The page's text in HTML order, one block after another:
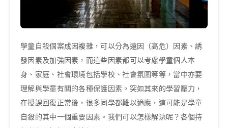
學童自殺個案成因複雜，可以分為遠因（高危）因素、誘
發因素及加強因素，而這些因素都可以考慮學童個人本
身、家庭、社會環境包括學校、社會氛圍等等，當中亦要
理解與學童有關的各種保護因素。突如其來的學習壓力，
在授課回復正常後，很多同學都難以適應，這可能是學童
自殺的其中一個重要因素。我們可以怎樣解決呢？各個持